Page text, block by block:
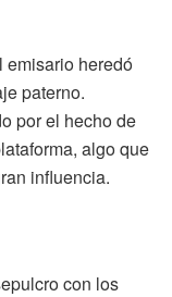
emisario heredó
paterno.
por el hecho de
algo que
influencia.
con los